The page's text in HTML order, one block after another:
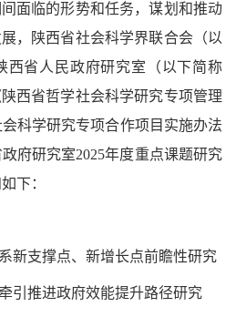
间面临的形势和任务，谋划和推动
，陕西省社会科学界联合会（以
西省人民政府研究室（以下简称
西省哲学社会科学研究专项管理
科学研究专项合作项目实施办法
府研究室2025年度重点课题研究
下：
新支撑点、新增长点前瞻性研究
引推进政府效能提升路径研究